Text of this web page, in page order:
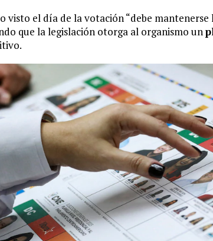
visto el día de la votación “debe mantenerse
que la legislación otorga al organismo un